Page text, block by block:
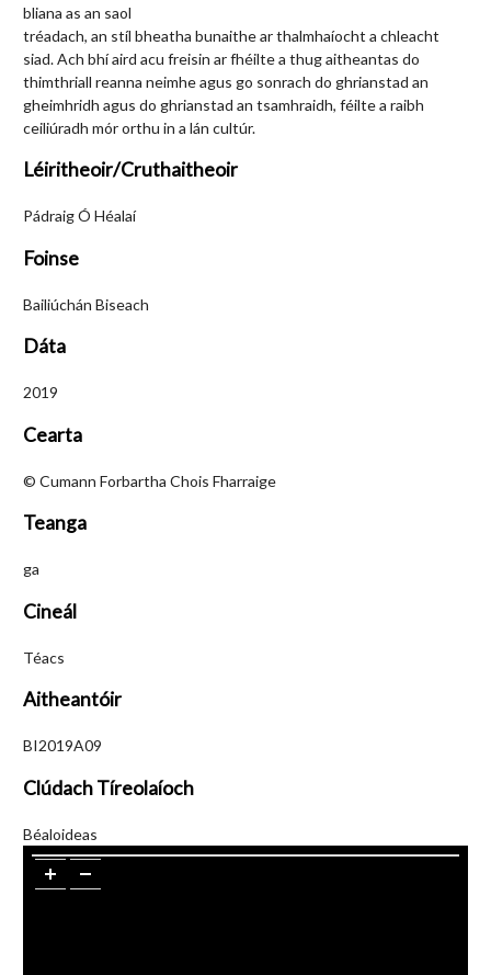
bliana as an saol
tréadach, an stíl bheatha bunaithe ar thalmhaíocht a chleacht
siad. Ach bhí aird acu freisin ar fhéilte a thug aitheantas do
thimthriall reanna neimhe agus go sonrach do ghrianstad an
gheimhridh agus do ghrianstad an tsamhraidh, féilte a raibh
ceiliúradh mór orthu in a lán cultúr.
Léiritheoir/Cruthaitheoir
Pádraig Ó Héalaí
Foinse
Bailiúchán Biseach
Dáta
2019
Cearta
© Cumann Forbartha Chois Fharraige
Teanga
ga
Cineál
Téacs
Aitheantóir
BI2019A09
Clúdach Tíreolaíoch
Béaloideas